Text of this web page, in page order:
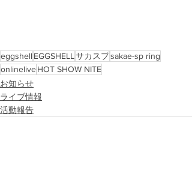
eggshell EGGSHELL サカスプsakae-sp ring
onlineliveHOT SHOW NITE
お知らせ
ライブ情報
活動報告